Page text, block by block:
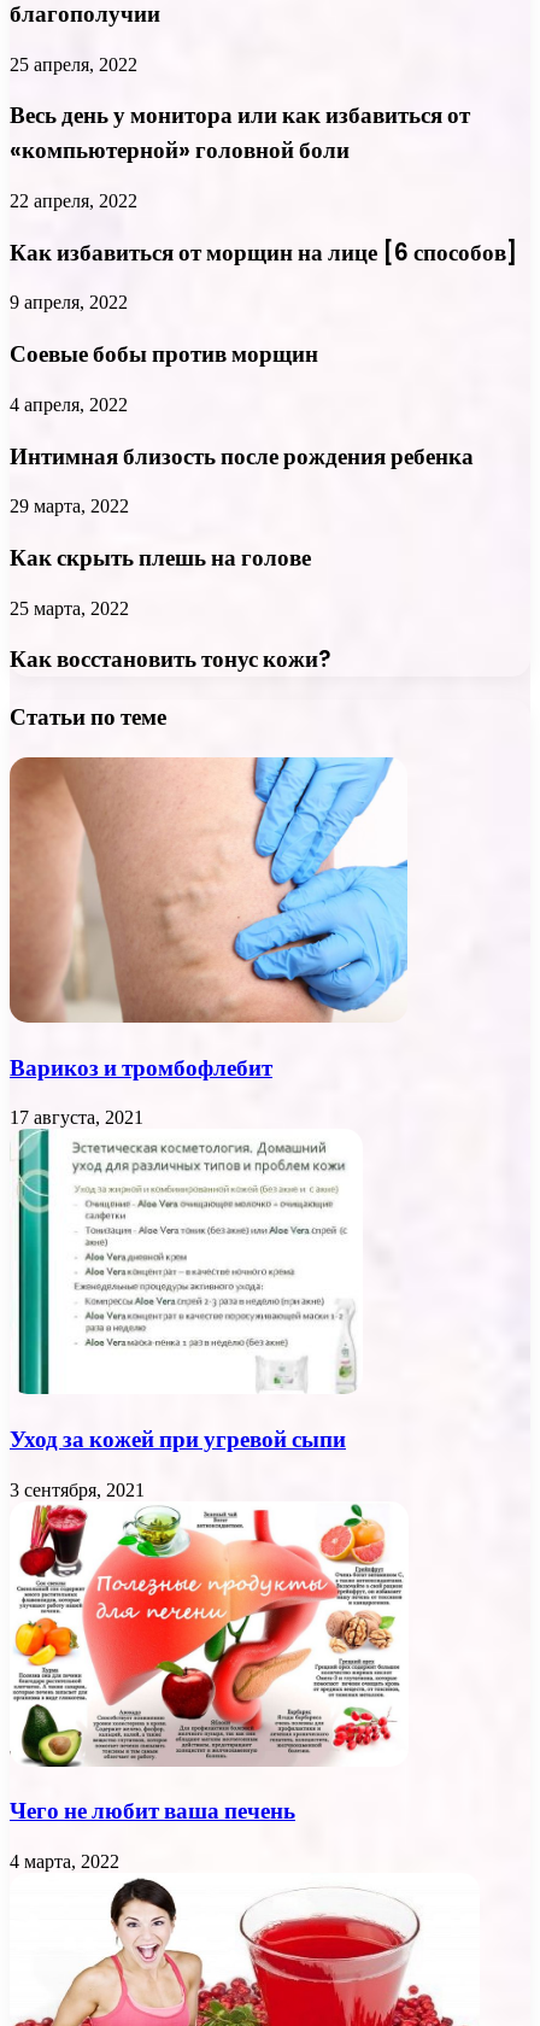
благополучии
25 апреля, 2022
Весь день у монитора или как избавиться от
«компьютерной» головной боли
22 апреля, 2022
Как избавиться от морщин на лице [6 способов]
9 апреля, 2022
Соевые бобы против морщин
4 апреля, 2022
Интимная близость после рождения ребенка
29 марта, 2022
Как скрыть плешь на голове
25 марта, 2022
Как восстановить тонус кожи?
Статьи по теме
Варикоз и тромбофлебит
17 августа, 2021
Уход за кожей при угревой сыпи
3 сентября, 2021
Чего не любит ваша печень
4 марта, 2022